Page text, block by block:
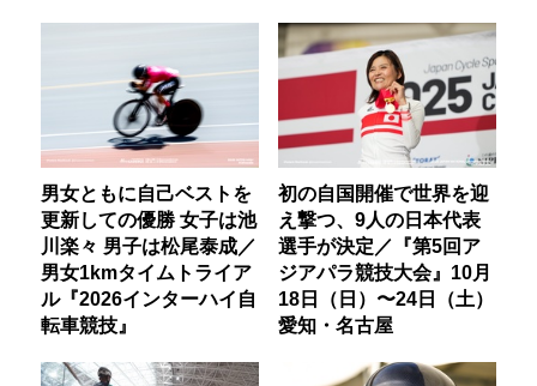
男女ともに自己ベストを
更新しての優勝 女子は池
川楽々 男子は松尾泰成／
男女1kmタイムトライア
ル『2026インターハイ自
転車競技』
初の自国開催で世界を迎
え撃つ、9人の日本代表
選手が決定／『第5回ア
ジアパラ競技大会』10月
18日（日）〜24日（土）
愛知・名古屋